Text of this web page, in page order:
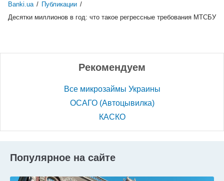
Banki.ua / Публикации /
Десятки миллионов в год: что такое регрессные требования МТСБУ
Рекомендуем
Все микрозаймы Украины
ОСАГО (Автоцывилка)
КАСКО
Популярное на сайте